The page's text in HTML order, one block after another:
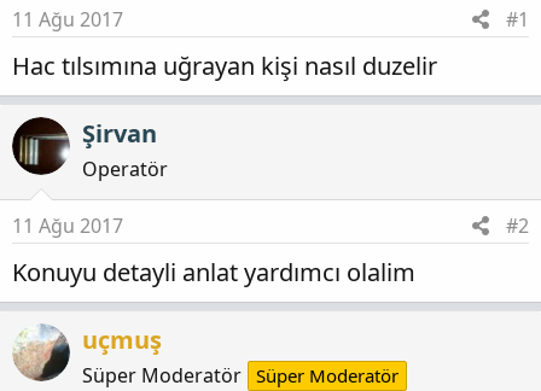
a
n
h
i
11 Ağu 2017 #1
Hac tılsımına uğrayan kişi nasıl duzelir
Şirvan
Operatör
11 Ağu 2017 #2
Konuyu detayli anlat yardımcı olalim
uçmuş
Süper Moderatör Süper Moderatör